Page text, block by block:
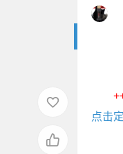
点击